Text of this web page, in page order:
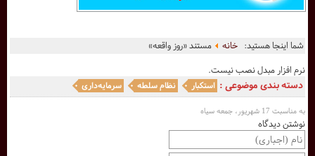
شما اینجا هستید:خانه
مستند «روز واقعه»
نرم افزار مبدل نصب نیست.
دسته بندی موضوعی : استکبار نظام سلطه سرمایه‌داری
به مناسبت 17 شهریور، جمعه سیاه
نوشتن دیدگاه